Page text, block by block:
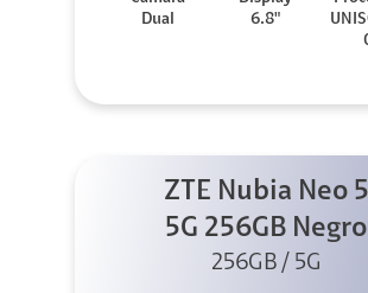
Dual
6.8"
ZTE Nubia Neo 5
5G 256GB Negro
256GB / 5G